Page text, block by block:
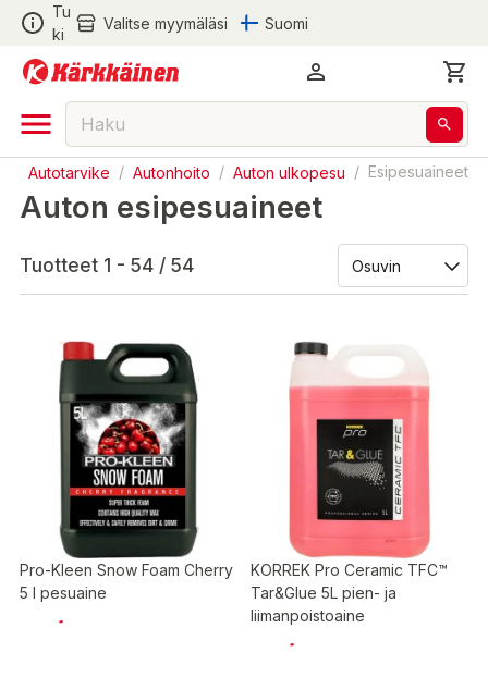
Tu
ki
Valitse myymäläsi Suomi
Autotarvike / Autonhoito / Auton ulkopesu / Esipesuaineet
Auton esipesuaineet
Tuotteet 1 - 54 / 54
Pro-Kleen Snow Foam Cherry
5 l pesuaine
KORREK Pro Ceramic TFC™
Tar&Glue 5L pien- ja
liimanpoistoaine